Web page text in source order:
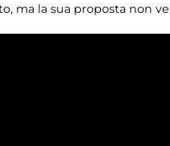
ma la sua proposta non